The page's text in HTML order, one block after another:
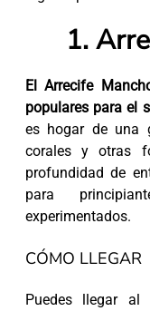
1.
El Arrecife
populares para el
es hogar de una
corales y otras
profundidad de
para
experimentados.
CÓMO LLEGAR
Puedes llegar al